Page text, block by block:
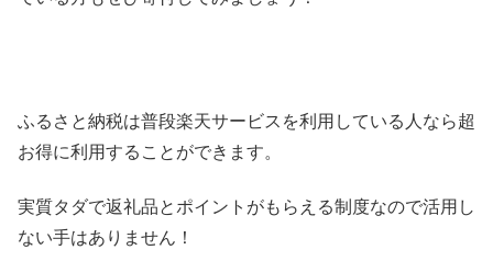
ふるさと納税は普段楽天サービスを利用している人なら超
お得に利用することができます。
実質タダで返礼品とポイントがもらえる制度なので活用し
ない手はありません！